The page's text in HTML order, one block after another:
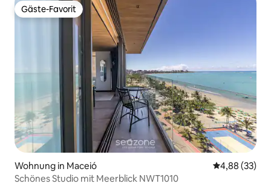
Gäste-Favorit
Gäste-Favorit
Wohnung in Maceió
4,88 (33)
Schönes Studio mit Meerblick NWT1010